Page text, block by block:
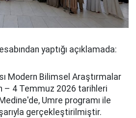
yaptığı açıklamada:
Modern Bilimsel Araştırmalar
– 4 Temmuz 2026 tarihleri
Umre programı ile
gerçekleştirilmiştir.